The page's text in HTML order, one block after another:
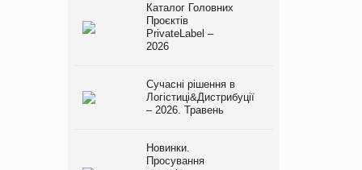
Каталог Головних
Проєктів
PrivateLabel –
2026
Сучасні рішення в
Логістиці&Дистрибуції
– 2026. Травень
Новинки.
Просування